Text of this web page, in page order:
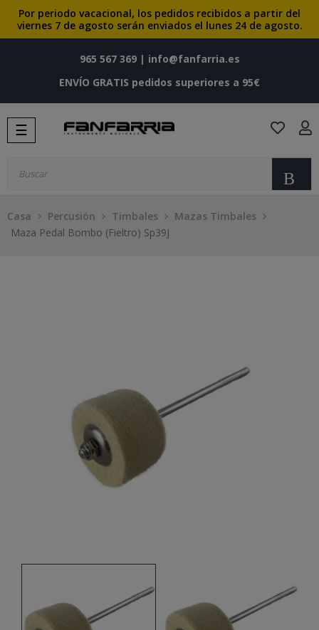
Por periodo vacacional, los pedidos recibidos a partir del
viernes 7 de agosto serán enviados el lunes 24 de agosto.
965 567 369| info@fanfarria.es
ENVÍO GRATIS pedidos superiores a 95€
Navegación
de
☰
Casa Percusión Timbales
Mazas Timbales
Maza Pedal Bombo (Fieltro) Sp39J